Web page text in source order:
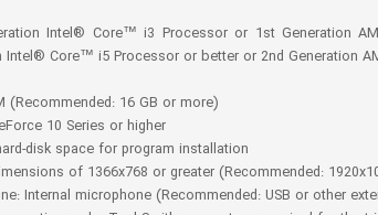
Intel® Core™ i3 Processor or 1st Generation
Intel® Core™ i5 Processor or better or 2nd Generation
(Recommended: 16 GB or more)
10 Series or higher
disk space for program installation
of 1366x768 or greater (Recommended:
Internal microphone (Recommended: USB or other